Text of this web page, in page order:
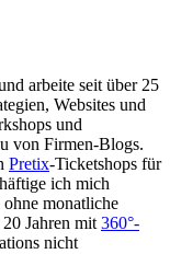
arbeite seit über 25
Websites und
und
von Firmen-Blogs.
Pretix-Ticketshops für
ich mich
monatliche
Jahren mit360°-
nicht